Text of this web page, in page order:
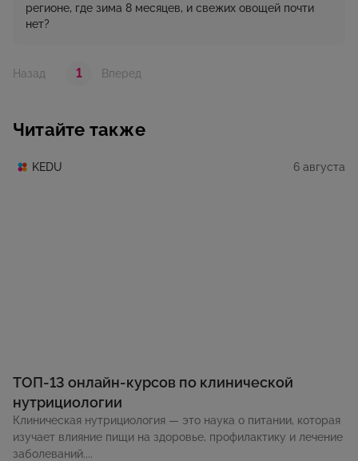
регионе, где зима 8 месяцев, и свежих овощей почти
нет?
Назад 1 Вперед
Читайте также
KEDU 6 августа
ТОП-13 онлайн-курсов по клинической
нутрициологии
Клиническая нутрициология — это наука о питании, которая
изучает влияние пищи на здоровье, профилактику и лечение
заболеваний....